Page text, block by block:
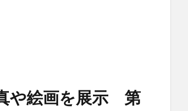
や絵画を展示 第